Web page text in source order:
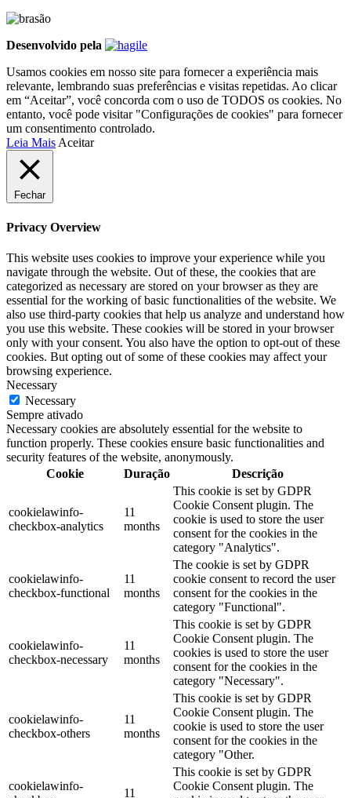
Desenvolvido pela
Usamos cookies em nosso site para fornecer a experiência mais
relevante, lembrando suas preferências e visitas repetidas. Ao clicar
em “Aceitar”, você concorda com o uso de TODOS os cookies. No
entanto, você pode visitar "Configurações de cookies" para fornecer
um consentimento controlado.
Leia Mais Aceitar
Fechar
Privacy Overview
This website uses cookies to improve your experience while you
navigate through the website. Out of these, the cookies that are
categorized as necessary are stored on your browser as they are
essential for the working of basic functionalities of the website. We
also use third-party cookies that help us analyze and understand how
you use this website. These cookies will be stored in your browser
only with your consent. You also have the option to opt-out of these
cookies. But opting out of some of these cookies may affect your
browsing experience.
Necessary
Necessary
Sempre ativado
Necessary cookies are absolutely essential for the website to
function properly. These cookies ensure basic functionalities and
security features of the website, anonymously.
Cookie
Duração Descrição
cookielawinfo-
checkbox-analytics
11
months
This cookie is set by GDPR
Cookie Consent plugin. The
cookie is used to store the user
consent for the cookies in the
category "Analytics".
cookielawinfo-
checkbox-functional
11
months
The cookie is set by GDPR
cookie consent to record the user
consent for the cookies in the
category "Functional".
cookielawinfo-
checkbox-necessary
11
months
This cookie is set by GDPR
Cookie Consent plugin. The
cookies is used to store the user
consent for the cookies in the
category "Necessary".
cookielawinfo-
checkbox-others
11
months
This cookie is set by GDPR
Cookie Consent plugin. The
cookie is used to store the user
consent for the cookies in the
category "Other.
cookielawinfo-
11
This cookie is set by GDPR
Cookie Consent plugin. The